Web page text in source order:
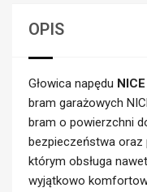
OPIS
Głowica napędu
bram garażowych
bram o powierzchni
bezpieczeństwa oraz
którym obsługa
wyjątkowo